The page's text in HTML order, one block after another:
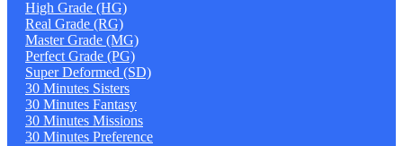
High Grade (HG)
Real Grade (RG)
Master Grade (MG)
Perfect Grade (PG)
Super Deformed (SD)
30 Minutes Sisters
30 Minutes Fantasy
30 Minutes Missions
30 Minutes Preference